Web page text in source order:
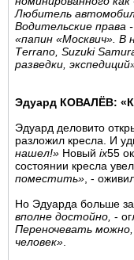
Любитель
Водительские права
«папин «Москвич». В
Tеrrano, Suzuki
разведки,
Эдуард КОВАЛЁВ:
Эдуард деловито
разложил кресла. И
нашел!» Новый ix55
состоянии кресла
поместить» , -
Но Эдуарда больше
вполне достойно, -
Переночевать
человек»